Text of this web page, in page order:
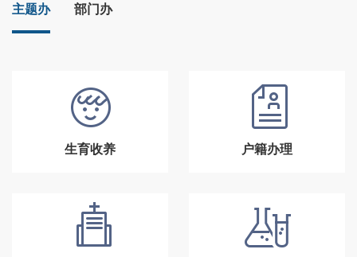
主题办 部门办
生育收养 户籍办理